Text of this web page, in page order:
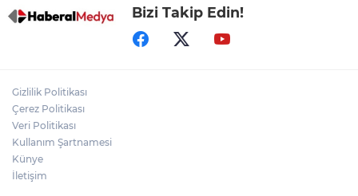
Bizi Takip Edin!
Gizlilik Politikası
Çerez Politikası
Veri Politikası
Kullanım Şartnamesi
Künye
İletişim